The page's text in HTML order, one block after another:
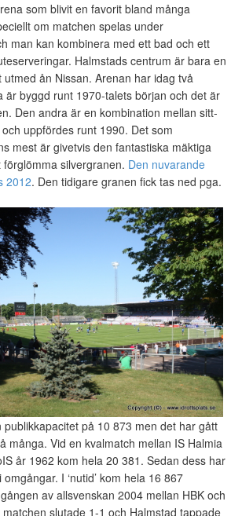
som blivit en favorit bland många
om matchen spelas under
man kan kombinera med ett bad och ett
Halmstads centrum är bara en
ån Nissan. Arenan har idag två
är byggd runt 1970-talets början och det är
Den andra är en kombination mellan sitt-
uppfördes runt 1990. Det som
mest är givetvis den fantastiska mäktiga
silvergranen. Den nuvarande
2012. Den tidigare granen fick tas ned pga.
på 10 873 men det har gått
många. Vid en kvalmatch mellan IS Halmia
år 1962 kom hela 20 381. Sedan dess har
I ‘nutid’ kom hela 16 867
av allsvenskan 2004 mellan HBK och
slutade 1-1 och Halmstad tappade